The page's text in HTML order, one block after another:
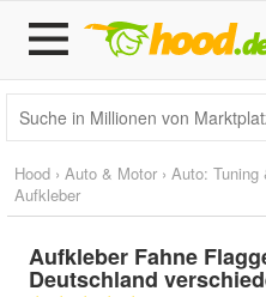
Hood › Auto & Motor › Auto: Tuning
Aufkleber
Aufkleber Fahne
Deutschland